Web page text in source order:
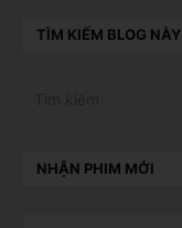
TÌM KIẾM BLOG NÀY
NHẬN PHIM MỚI